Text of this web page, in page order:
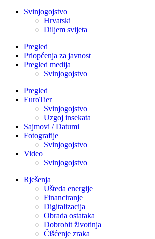
Svinjogojstvo
Hrvatski
Diljem svijeta
Pregled
Priopćenja za javnost
Pregled medija
Svinjogojstvo
Pregled
EuroTier
Svinjogojstvo
Uzgoj insekata
Sajmovi / Datumi
Fotografije
Svinjogojstvo
Video
Svinjogojstvo
Rješenja
Ušteda energije
Financiranje
Digitalizacija
Obrada ostataka
Dobrobit životinja
Čišćenje zraka